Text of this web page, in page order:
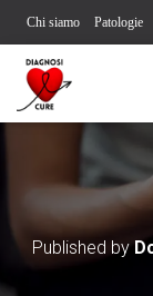
Chi siamo Patologie
Associazioni Pazienti
Published by